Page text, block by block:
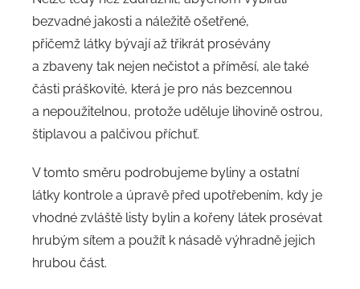
bezvadné jakosti a náležitě ošetřené,
přičemž látky bývají až třikrát prosévány
a zbaveny tak nejen nečistot a příměsí, ale také
části práškovité, která je pro nás bezcennou
a nepoužitelnou, protože uděluje lihovině ostrou,
štiplavou a palčivou příchuť.
V tomto směru podrobujeme byliny a ostatní
látky kontrole a úpravě před upotřebením, kdy je
vhodné zvláště listy bylin a kořeny látek prosévat
hrubým sítem a použít k násadě výhradně jejich
hrubou část.